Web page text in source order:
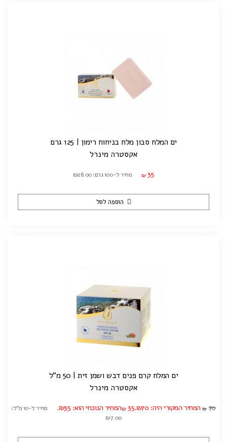
ים המלח סבון מלח בניחוח רימון | 125 גרם
אקסטרה מינרל
₪ 35 מחיר ל-100 גרם: ₪28.00
הוספה לסל
ים המלח קרם פנים דבש ושמן זית | 50 מ"ל
אקסטרה מינרל
₪ 70 המחיר המקורי היה: ₪70. ₪ 35 המחיר הנוכחי הוא: ₪35.
מחיר ל-10 מ"ל:
₪7.00